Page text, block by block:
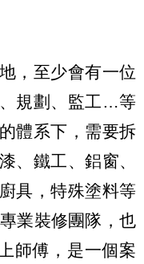
，至少會有一位
規劃、監工…等
體系下，需要拆
、鐵工、鋁窗、
具，特殊塗料等
業裝修團隊，也
師傅，是一個案